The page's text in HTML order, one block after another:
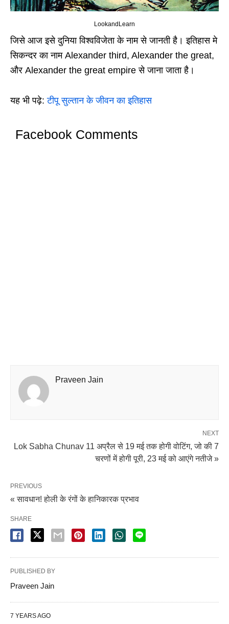
LookandLearn
जिसे आज इसे दुनिया विश्‍वविजेता के नाम से जानती है। इतिहास मे
सिकन्दर का नाम Alexander third, Alexander the great,
और Alexander the great empire से जाना जाता है।
यह भी पढ़े:टीपू सुल्तान के जीवन का इतिहास
Facebook Comments
Praveen Jain
NEXT
Lok Sabha Chunav 11 अप्रैल से 19 मई तक होगी वोटिंग, जो की 7
चरणों में होगी पूरी, 23 मई को आएंगे नतीजे »
PREVIOUS
« सावधान! होली के रंगों के हानिकारक प्रभाव
SHARE
PUBLISHED BY
Praveen Jain
7 YEARS AGO